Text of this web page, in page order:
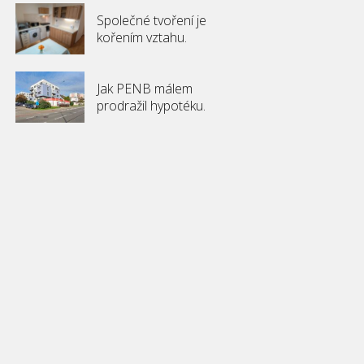
Společné tvoření je
kořením vztahu.
Jak PENB málem
prodražil hypotéku.